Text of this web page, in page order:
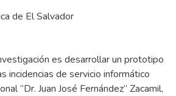
de El Salvador
es desarrollar un prototipo
incidencias de servicio informático
“Dr. Juan José Fernández” Zacamil,